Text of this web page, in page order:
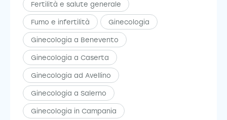
Fertilità e salute generale
Fumo e infertilità Ginecologia
Ginecologia a Benevento
Ginecologia a Caserta
Ginecologia ad Avellino
Ginecologia a Salerno
Ginecologia in Campania